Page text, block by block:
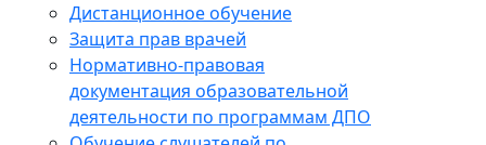
Дистанционное обучение
Защита прав врачей
Нормативно-правовая
документация образовательной
деятельности по программам ДПО